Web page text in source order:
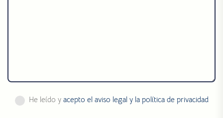
He leído y acepto el aviso legal y la política de privacidad